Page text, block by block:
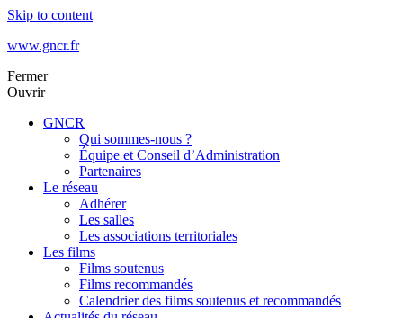
Skip to content
www.gncr.fr
Fermer
Ouvrir
GNCR
Qui sommes-nous ?
Équipe et Conseil d’Administration
Partenaires
Le réseau
Adhérer
Les salles
Les associations territoriales
Les films
Films soutenus
Films recommandés
Calendrier des films soutenus et recommandés